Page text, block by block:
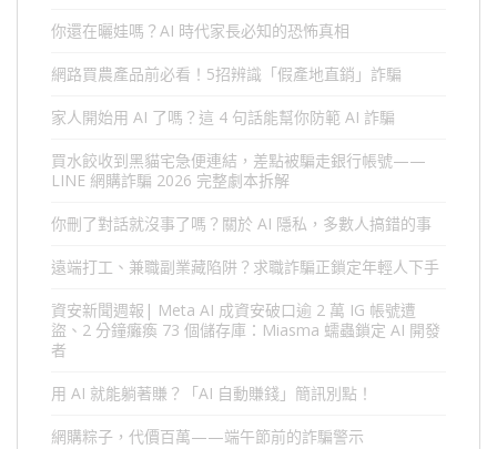
你還在曬娃嗎？AI 時代家長必知的恐怖真相
網路買農產品前必看！5招辨識「假產地直銷」詐騙
家人開始用 AI 了嗎？這 4 句話能幫你防範 AI 詐騙
買水餃收到黑貓宅急便連結，差點被騙走銀行帳號——
LINE 網購詐騙 2026 完整劇本拆解
你刪了對話就沒事了嗎？關於 AI 隱私，多數人搞錯的事
遠端打工、兼職副業藏陷阱？求職詐騙正鎖定年輕人下手
資安新聞週報| Meta AI 成資安破口逾 2 萬 IG 帳號遭
盜、2 分鐘癱瘓 73 個儲存庫：Miasma 蠕蟲鎖定 AI 開發
者
用 AI 就能躺著賺？「AI 自動賺錢」簡訊別點！
網購粽子，代價百萬——端午節前的詐騙警示